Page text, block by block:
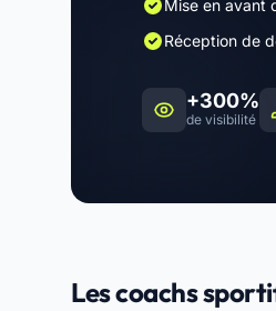
Mise en avant
Réception de
+300%
de visibilité
Les coachs